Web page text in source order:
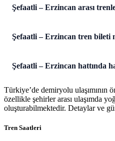
Şefaatli – Erzincan arası
Şefaatli – Erzincan tren bileti
Şefaatli – Erzincan hattında
Türkiye’de demiryolu ulaşımının
özellikle şehirler arası ulaşımda
oluşturabilmektedir. Detaylar ve
Tren Saatleri